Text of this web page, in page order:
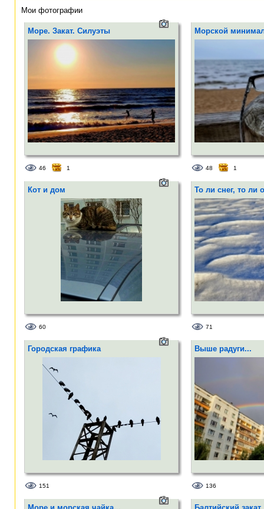
Мои фотографии
Море. Закат. Силуэты
46 1
Морской
48 1
Кот и дом
60
То ли снег, то ли
71
Городская графика
151
Выше радуги...
136